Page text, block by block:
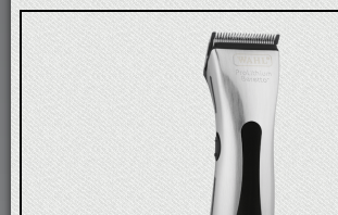
КЛАССИЧЕСКИЕ СТАНКИ
БРИТВЕННЫЕ НАБОРЫ
ПОМАЗКИ
СОВРЕМЕННЫЕ БРИТВЫ
ФУТЛЯРЫ
ДЛЯ БРИТЬЯ
ПОСЛЕ БРИТЬЯ
ДЛЯ БОРОДЫ И УСОВ
ДЛЯ ВОЛОС И ТЕЛА